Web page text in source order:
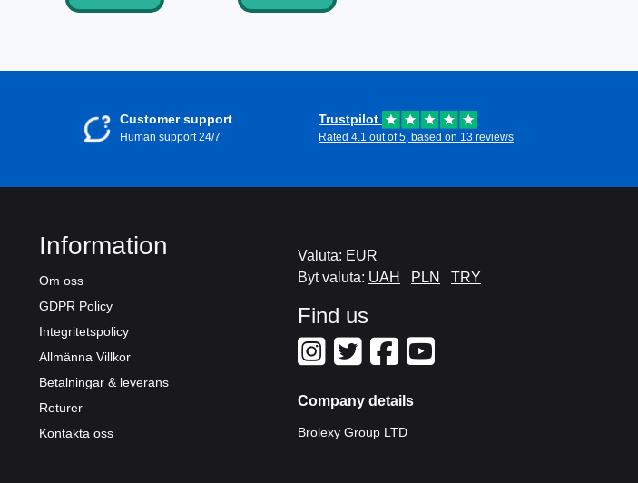
Customer support
Human support 24/7
Trustpilot
Rated 4.1 out of 5, based on 13 reviews
Information
Om oss
GDPR Policy
Integritetspolicy
Allmänna Villkor
Betalningar & leverans
Returer
Kontakta oss
Valuta: EUR
Byt valuta: UAH PLN TRY
Find us
Company details
Brolexy Group LTD